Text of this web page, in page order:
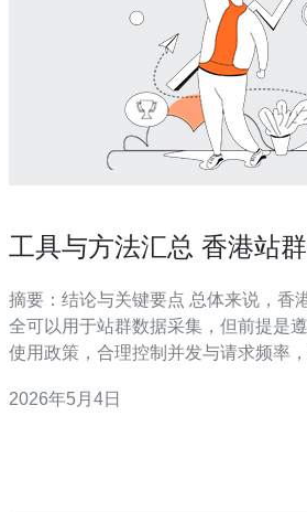
工具与方法汇总 香港站
摘要：结论与关键要点 总体来说，香
全可以用于站群数据采集，但前提是
使用政策，合理控制并发与请求频率
Scrapy、Colly）和基于浏览器的方案
2026年5月4日